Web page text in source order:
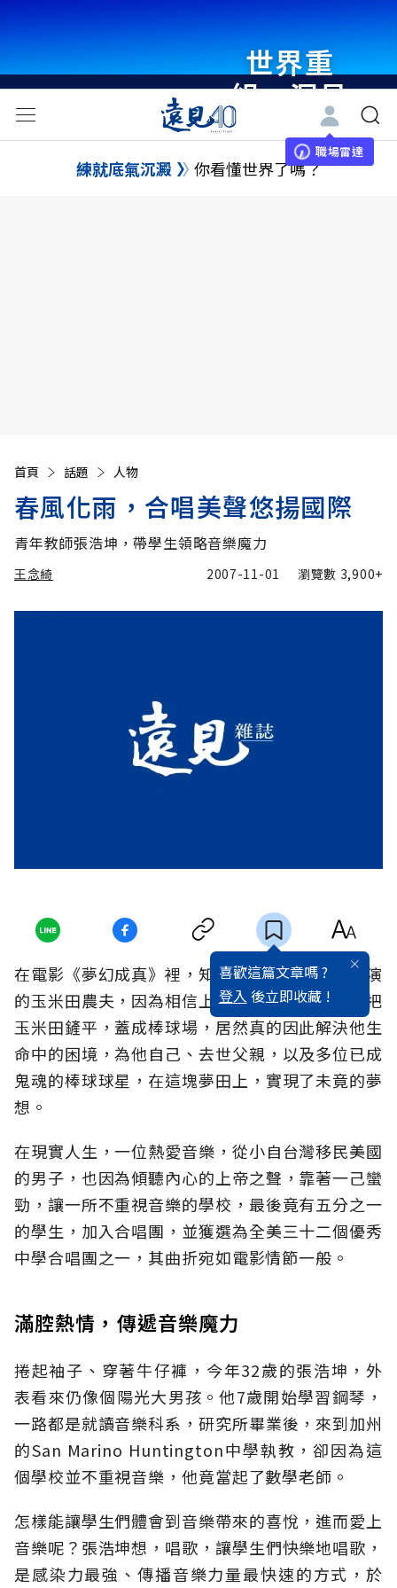
世界重
組・洞見
未來 與
世界領袖
職場雷達
練就底氣沉澱 你看懂世界了嗎？
首頁 話題 人物
春風化雨，合唱美聲悠揚國際
青年教師張浩坤，帶學生領略音樂魔力
王念綺 2007-11-01 瀏覽數 3,900+
喜歡這篇文章嗎 ?
登入 後立即收藏 !
在電影《夢幻成真》裡，知名影星凱文科斯納主演
的玉米田農夫，因為相信上帝的聲音，像瘋子般把
玉米田鏟平，蓋成棒球場，居然真的因此解決他生
命中的困境，為他自己、去世父親，以及多位已成
鬼魂的棒球球星，在這塊夢田上，實現了未竟的夢
想。
在現實人生，一位熱愛音樂，從小自台灣移民美國
的男子，也因為傾聽內心的上帝之聲，靠著一己蠻
勁，讓一所不重視音樂的學校，最後竟有五分之一
的學生，加入合唱團，並獲選為全美三十二個優秀
中學合唱團之一，其曲折宛如電影情節一般。
滿腔熱情，傳遞音樂魔力
捲起袖子、穿著牛仔褲，今年32歲的張浩坤，外
表看來仍像個陽光大男孩。他7歲開始學習鋼琴，
一路都是就讀音樂科系，研究所畢業後，來到加州
的San Marino Huntington中學執教，卻因為這
個學校並不重視音樂，他竟當起了數學老師。
怎樣能讓學生們體會到音樂帶來的喜悅，進而愛上
音樂呢？張浩坤想，唱歌，讓學生們快樂地唱歌，
是感染力最強、傳播音樂力量最快速的方式，於